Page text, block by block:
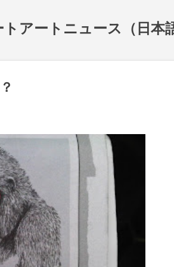
アートニュース（日本